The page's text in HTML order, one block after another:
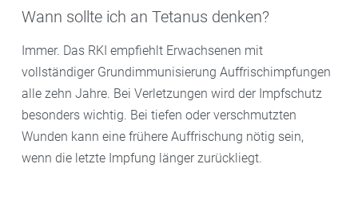
Wann sollte ich an Tetanus denken?
Immer. Das RKI empfiehlt Erwachsenen mit
vollständiger Grundimmunisierung Auffrischimpfungen
alle zehn Jahre. Bei Verletzungen wird der Impfschutz
besonders wichtig. Bei tiefen oder verschmutzten
Wunden kann eine frühere Auffrischung nötig sein,
wenn die letzte Impfung länger zurückliegt.